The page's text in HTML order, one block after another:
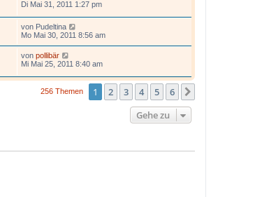
Di Mai 31, 2011 1:27 pm
von Pudeltina
Mo Mai 30, 2011 8:56 am
von pollibär
Mi Mai 25, 2011 8:40 am
256 Themen 1 2 3 4 5 6
Gehe zu